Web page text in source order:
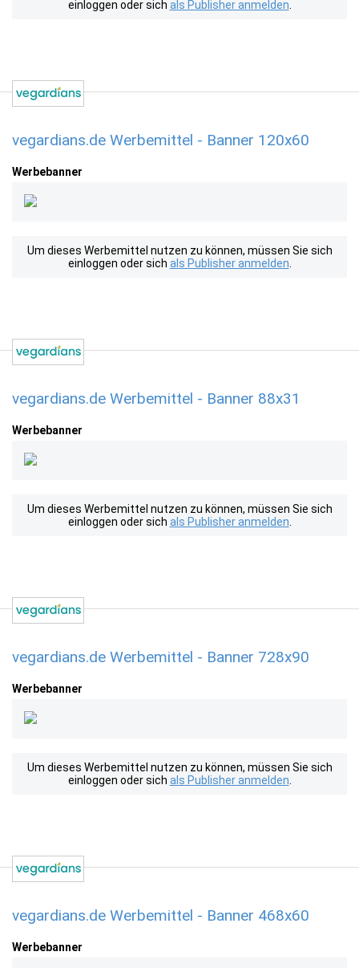
einloggen oder sich als Publisher anmelden
vegardians.de Werbemittel - Banner 120x60
Werbebanner
Um dieses Werbemittel nutzen zu können, müssen Sie sich
einloggen oder sich als Publisher anmelden
vegardians.de Werbemittel - Banner 88x31
Werbebanner
Um dieses Werbemittel nutzen zu können, müssen Sie sich
einloggen oder sich als Publisher anmelden
vegardians.de Werbemittel - Banner 728x90
Werbebanner
Um dieses Werbemittel nutzen zu können, müssen Sie sich
einloggen oder sich als Publisher anmelden
vegardians.de Werbemittel - Banner 468x60
Werbebanner